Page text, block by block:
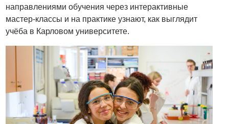
направлениями обучения через интерактивные
мастер-классы и на практике узнают, как выглядит
учёба в Карловом университете.